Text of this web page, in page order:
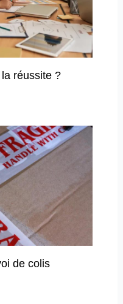
réussite ?
de colis